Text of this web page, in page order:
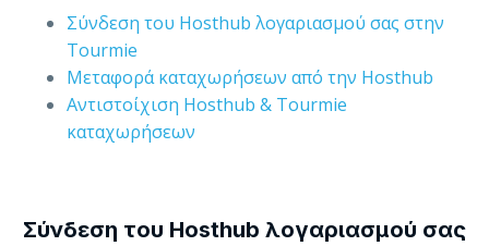
Σύνδεση του Hosthub λογαριασμού σας στην
Tourmie
Μεταφορά καταχωρήσεων από την Hosthub
Αντιστοίχιση Hosthub & Tourmie
καταχωρήσεων
Σύνδεση του Hosthub λογαριασμού σας